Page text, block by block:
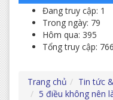
Đang truy cập: 1
Trong ngày: 79
Hôm qua: 395
Tổng truy cập:
Trang chủ Tin tức
5 điều không nên